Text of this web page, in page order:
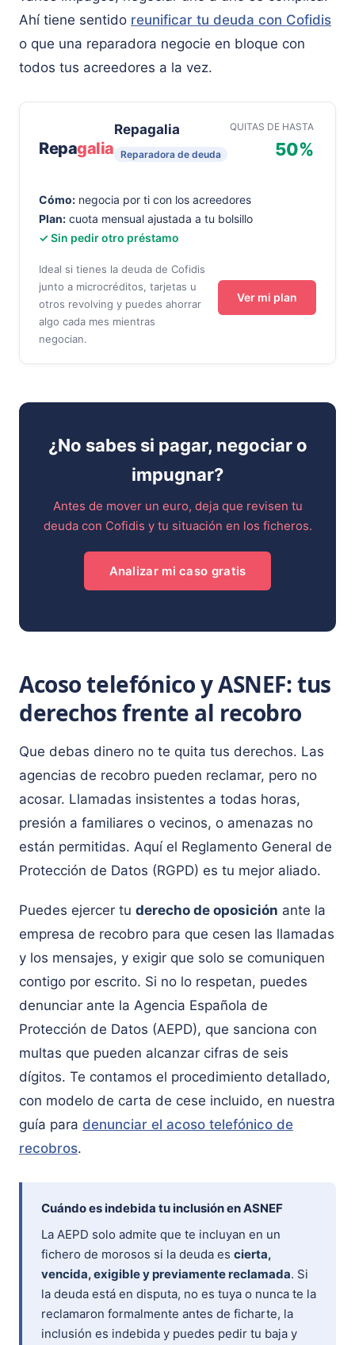
Ahí tiene sentido reunificar tu deuda con Cofidis
o que una reparadora negocie en bloque con
todos tus acreedores a la vez.
Repagalia
Repagalia
Reparadora de deuda
QUITAS DE HASTA
50%
Cómo: negocia por ti con los acreedores
Plan: cuota mensual ajustada a tu bolsillo
✓ Sin pedir otro préstamo
Ideal si tienes la deuda de Cofidis
junto a microcréditos, tarjetas u
otros revolving y puedes ahorrar
algo cada mes mientras
negocian.
Ver mi plan
¿No sabes si pagar, negociar o
impugnar?
Antes de mover un euro, deja que revisen tu
deuda con Cofidis y tu situación en los ficheros.
Analizar mi caso gratis
Acoso telefónico y ASNEF: tus
derechos frente al recobro
Que debas dinero no te quita tus derechos. Las
agencias de recobro pueden reclamar, pero no
acosar. Llamadas insistentes a todas horas,
presión a familiares o vecinos, o amenazas no
están permitidas. Aquí el Reglamento General de
Protección de Datos (RGPD) es tu mejor aliado.
Puedes ejercer tu derecho de oposición ante la
empresa de recobro para que cesen las llamadas
y los mensajes, y exigir que solo se comuniquen
contigo por escrito. Si no lo respetan, puedes
denunciar ante la Agencia Española de
Protección de Datos (AEPD), que sanciona con
multas que pueden alcanzar cifras de seis
dígitos. Te contamos el procedimiento detallado,
con modelo de carta de cese incluido, en nuestra
guía para denunciar el acoso telefónico de
recobros.
Cuándo es indebida tu inclusión en ASNEF
La AEPD solo admite que te incluyan en un
fichero de morosos si la deuda es cierta,
vencida, exigible y previamente reclamada. Si
la deuda está en disputa, no es tuya o nunca te la
reclamaron formalmente antes de ficharte, la
inclusión es indebida y puedes pedir tu baja y